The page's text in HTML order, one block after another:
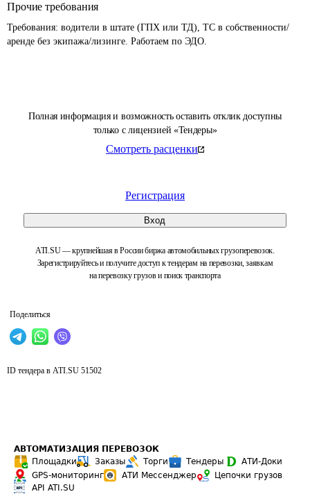
Полная информация и возможность оставить отклик доступны
только с лицензией «Тендеры»
Смотреть расценки
Регистрация
Вход
ATI.SU — крупнейшая в России биржа автомобильных грузоперевозок.
Зарегистрируйтесь и получите доступ к тендерам на перевозки, заявкам
на перевозку грузов и поиск транспорта
Поделиться
Прочие требования
Требования: водители в штате (ГПХ или ТД), ТС в собственности/
ID тендера в ATI.SU 51502
АВТОМАТИЗАЦИЯ ПЕРЕВОЗОК
Площадки
Заказы Торги Тендеры
АТИ-Доки
GPS-мониторинг
АТИ Мессенджер
Цепочки грузов
API ATI.SU